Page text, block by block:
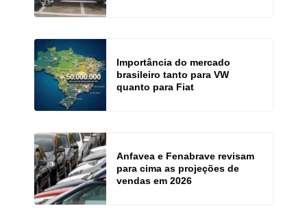
Importância do mercado
brasileiro tanto para VW
quanto para Fiat
Anfavea e Fenabrave revisam
para cima as projeções de
vendas em 2026